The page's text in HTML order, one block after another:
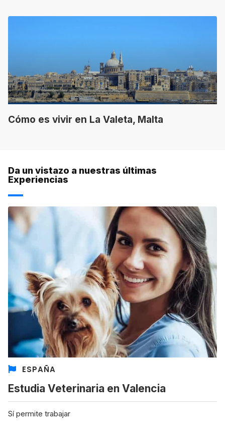
Cómo es vivir en La Valeta, Malta
Da un vistazo a nuestras últimas
Experiencias
ESPAÑA
Estudia Veterinaria en Valencia
Sí permite trabajar